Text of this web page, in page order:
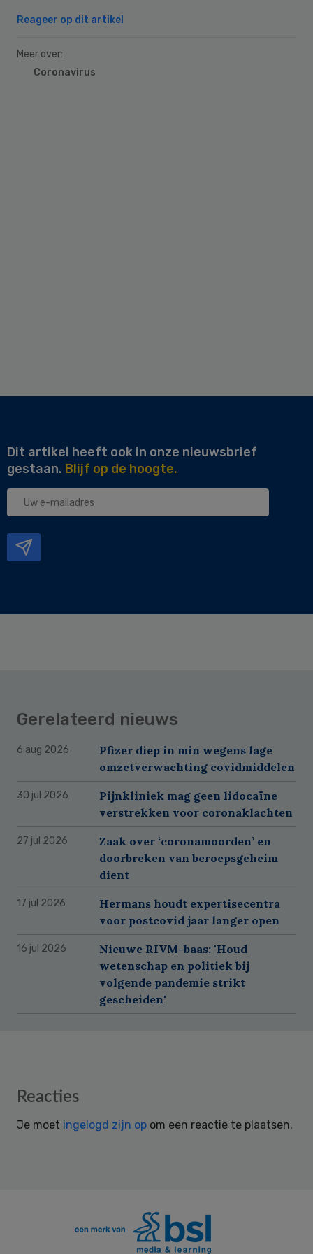
Reageer op dit artikel
Meer over:
Coronavirus
Dit artikel heeft ook in onze nieuwsbrief
gestaan. Blijf op de hoogte.
Uw
Gerelateerd nieuws
6 aug 2026
Pfizer diep in min wegens lage
omzetverwachting covidmiddelen
30 jul 2026
Pijnkliniek mag geen lidocaïne
verstrekken voor coronaklachten
27 jul 2026
Zaak over ‘coronamoorden’ en
doorbreken van beroepsgeheim
dient
17 jul 2026
Hermans houdt expertisecentra
voor postcovid jaar langer open
16 jul 2026
Nieuwe RIVM-baas: 'Houd
wetenschap en politiek bij
volgende pandemie strikt
gescheiden'
Reader
Reacties
Je moet ingelogd zijn op om een reactie te plaatsen.